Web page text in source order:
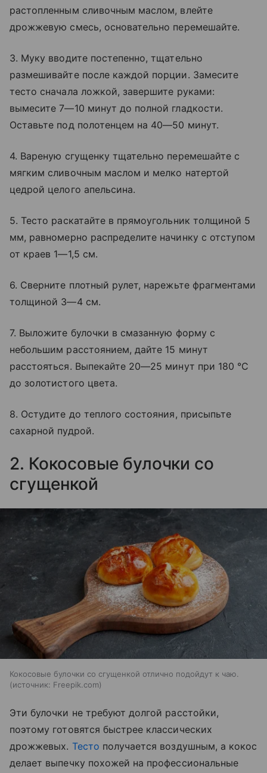
растопленным сливочным маслом, влейте
дрожжевую смесь, основательно перемешайте.
3. Муку вводите постепенно, тщательно
размешивайте после каждой порции. Замесите
тесто сначала ложкой, завершите руками:
вымесите 7—10 минут до полной гладкости.
Оставьте под полотенцем на 40—50 минут.
4. Вареную сгущенку тщательно перемешайте с
мягким сливочным маслом и мелко натертой
цедрой целого апельсина.
5. Тесто раскатайте в прямоугольник толщиной 5
мм, равномерно распределите начинку с отступом
от краев 1—1,5 см.
6. Сверните плотный рулет, нарежьте фрагментами
толщиной 3—4 см.
7. Выложите булочки в смазанную форму с
небольшим расстоянием, дайте 15 минут
расстояться. Выпекайте 20—25 минут при 180 °C
до золотистого цвета.
8. Остудите до теплого состояния, присыпьте
сахарной пудрой.
2. Кокосовые булочки со
сгущенкой
Кокосовые булочки со сгущенкой отлично подойдут к чаю.
источник: Freepik.com
Эти булочки не требуют долгой расстойки,
поэтому готовятся быстрее классических
дрожжевых. Тесто получается воздушным, а кокос
делает выпечку похожей на профессиональные